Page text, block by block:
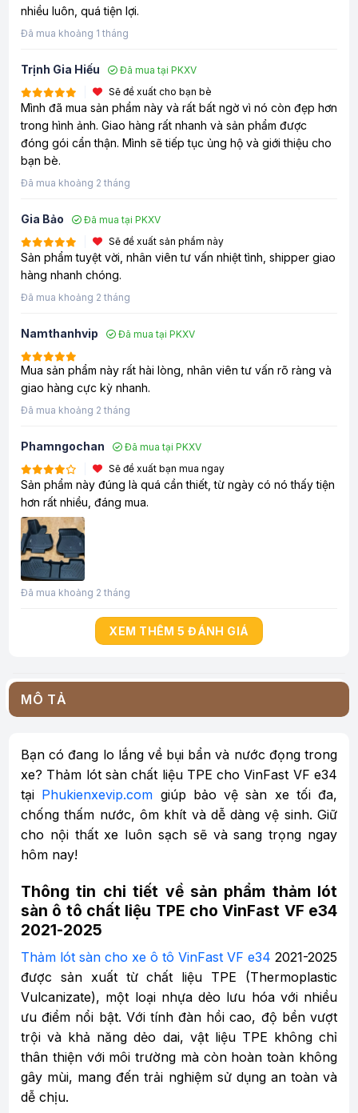
MÔ TẢ
Bạn có đang lo lắng về bụi bẩn và nước đọng trong
xe? Thảm lót sàn chất liệu TPE cho VinFast VF e34
tại Phukienxevip.com giúp bảo vệ sàn xe tối đa,
chống thấm nước, ôm khít và dễ dàng vệ sinh. Giữ
cho nội thất xe luôn sạch sẽ và sang trọng ngay
hôm nay!
Thông tin chi tiết về sản phẩm thảm lót
sàn ô tô chất liệu TPE cho VinFast VF e34
2021-2025
Thảm lót sàn cho xe ô tô VinFast VF e34 2021-2025
được sản xuất từ chất liệu TPE (Thermoplastic
Vulcanizate), một loại nhựa dẻo lưu hóa với nhiều
ưu điểm nổi bật. Với tính đàn hồi cao, độ bền vượt
trội và khả năng dẻo dai, vật liệu TPE không chỉ
thân thiện với môi trường mà còn hoàn toàn không
gây mùi, mang đến trải nghiệm sử dụng an toàn và
dễ chịu.
nhiều luôn, quá tiện lợi.
Đã mua khoảng 1 tháng
Trịnh Gia Hiếu
Đã mua tại PKXV
Sẽ đề xuất cho bạn bè
Mình đã mua sản phẩm này và rất bất ngờ vì nó còn đẹp hơn
trong hình ảnh. Giao hàng rất nhanh và sản phẩm được
đóng gói cẩn thận. Mình sẽ tiếp tục ủng hộ và giới thiệu cho
bạn bè.
Đã mua khoảng 2 tháng
Gia Bảo
Đã mua tại PKXV
Sẽ đề xuất sản phẩm này
Sản phẩm tuyệt vời, nhân viên tư vấn nhiệt tình, shipper giao
hàng nhanh chóng.
Đã mua khoảng 2 tháng
Namthanhvip Đã mua tại PKXV
Mua sản phẩm này rất hài lòng, nhân viên tư vấn rõ ràng và
giao hàng cực kỳ nhanh.
Đã mua khoảng 2 tháng
Phamngochan
Đã mua tại PKXV
Sẽ đề xuất bạn mua ngay
Sản phẩm này đúng là quá cần thiết, từ ngày có nó thấy tiện
hơn rất nhiều, đáng mua.
Đã mua khoảng 2 tháng
XEM THÊM 5 ĐÁNH GIÁ